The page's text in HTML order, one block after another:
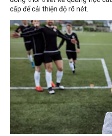
cấp để cải thiện độ rõ nét.